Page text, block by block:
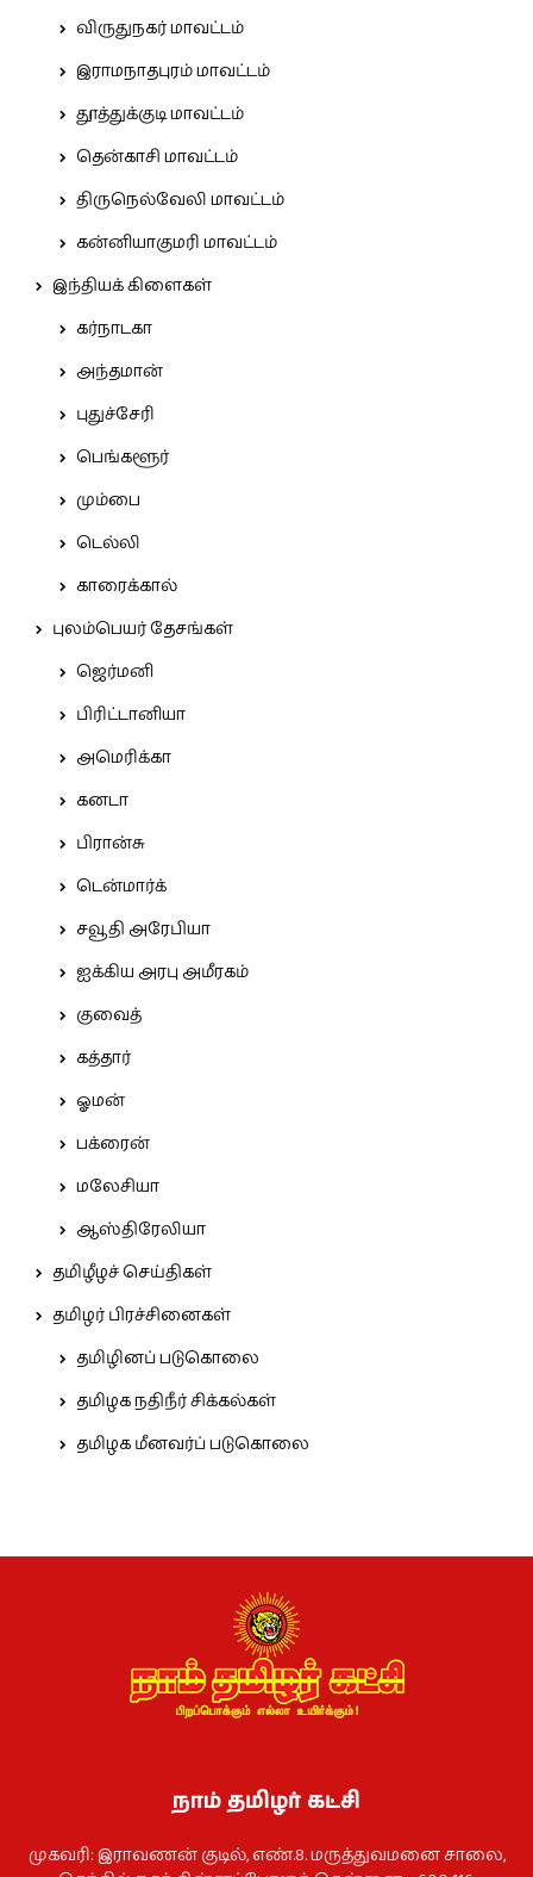
விருதுநகர் மாவட்டம்
இராமநாதபுரம் மாவட்டம்
தூத்துக்குடி மாவட்டம்
தென்காசி மாவட்டம்
திருநெல்வேலி மாவட்டம்
கன்னியாகுமரி மாவட்டம்
இந்தியக் கிளைகள்
கர்நாடகா
அந்தமான்
புதுச்சேரி
பெங்களூர்
மும்பை
டெல்லி
காரைக்கால்
புலம்பெயர் தேசங்கள்
ஜெர்மனி
பிரிட்டானியா
அமெரிக்கா
கனடா
பிரான்சு
டென்மார்க்
சவூதி அரேபியா
ஐக்கிய அரபு அமீரகம்
குவைத்
கத்தார்
ஓமன்
பக்ரைன்
மலேசியா
ஆஸ்திரேலியா
தமிழீழச் செய்திகள்
தமிழர் பிரச்சினைகள்
தமிழினப் படுகொலை
தமிழக நதிநீர் சிக்கல்கள்
தமிழக மீனவர்ப் படுகொலை
நாம் தமிழர் கட்சி
முகவரி: இராவணன் குடில், எண்.8. மருத்துவமனை சாலை,